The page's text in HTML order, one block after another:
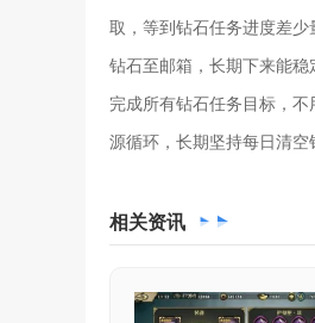
取，等到钻石任务进度差
钻石至邮箱，长期下来能
完成所有钻石任务目标，
源循环，长期坚持每日清空
相关资讯